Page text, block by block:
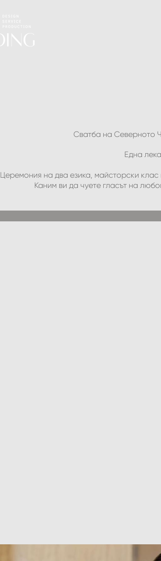
Сватба на Северното
Една
Церемония на два езика, майсторски клас
Каним ви да чуете гласът на